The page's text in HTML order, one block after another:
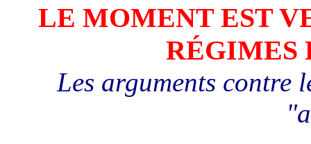
LE MOMENT EST
RÉGIMES
Les arguments contre